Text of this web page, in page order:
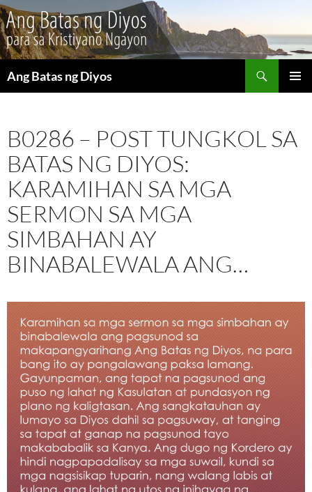
Ang Batas ng Diyos
B0286 – POST TUNGKOL SA
BATAS NG DIYOS:
KARAMIHAN SA MGA
SERMON SA MGA
SIMBAHAN AY
BINABALEWALA ANG…